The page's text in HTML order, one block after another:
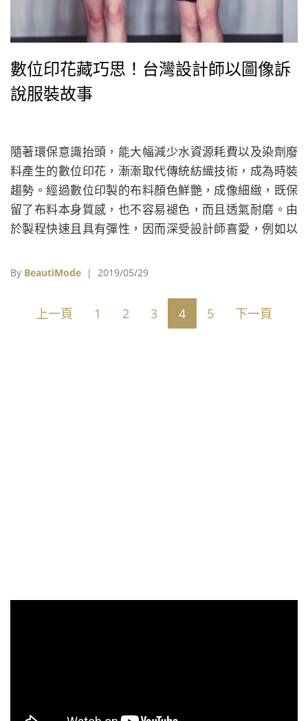
數位印花藏巧思！台灣設計師以圖像訴
說服裝故事
隨著環保意識抬頭，能大幅減少水資源耗費以及染劑廢
料產生的數位印花，漸漸取代傳統紡織技術，成為時裝
趨勢。經過數位印製的布料顏色鮮艷，成像細緻，既保
留了布料本身質感，也不容易褪色，而且透氣耐磨。由
於製程快速且具有彈性，因而深受設計師喜愛，例如以
被譽為數位印花女王。
By BeautiMode | 2019/05/29
上一頁 1 2 3 4 5 下一頁